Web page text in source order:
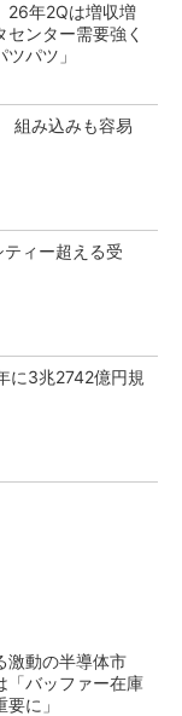
26年2Qは増収増
ンター需要強く
ツパツ」
組み込みも容易
ィー超える受
に3兆2742億円規
激動の半導体市
バッファー在庫
に」